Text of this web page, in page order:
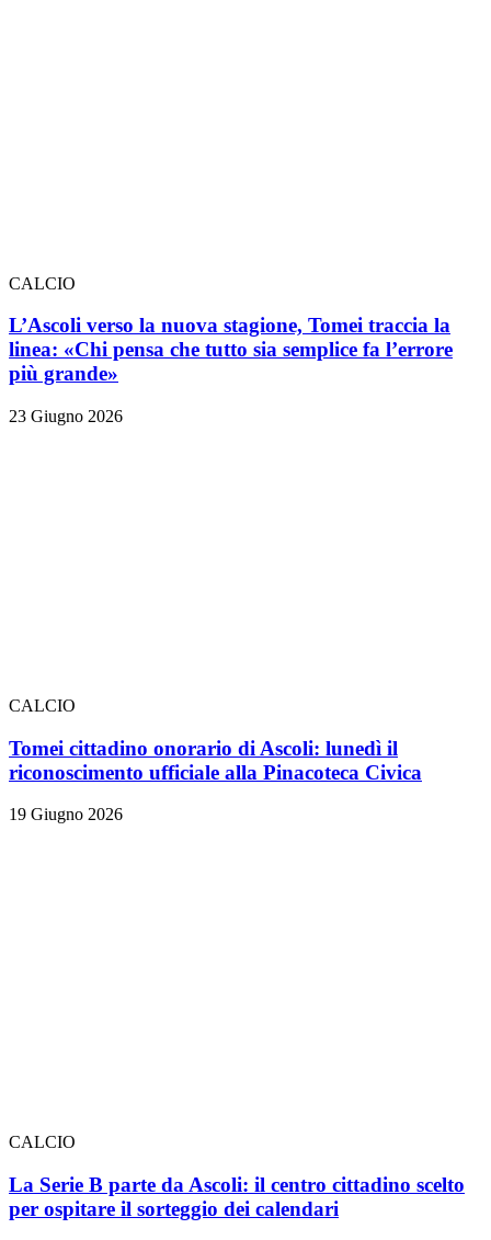
CALCIO
L’Ascoli verso la nuova stagione, Tomei traccia la
linea: «Chi pensa che tutto sia semplice fa l’errore
più grande»
23 Giugno 2026
CALCIO
Tomei cittadino onorario di Ascoli: lunedì il
riconoscimento ufficiale alla Pinacoteca Civica
19 Giugno 2026
CALCIO
La Serie B parte da Ascoli: il centro cittadino scelto
per ospitare il sorteggio dei calendari